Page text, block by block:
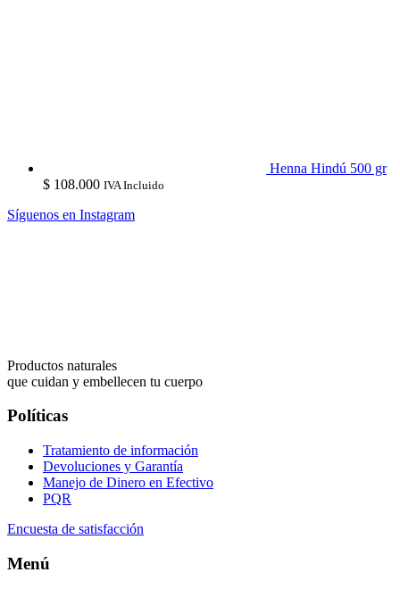
Henna Hindú 500 gr
$ 108.000 IVA Incluido
Síguenos en Instagram
Productos naturales
que cuidan y embellecen tu cuerpo
Políticas
Tratamiento de información
Devoluciones y Garantía
Manejo de Dinero en Efectivo
PQR
Encuesta de satisfacción
Menú